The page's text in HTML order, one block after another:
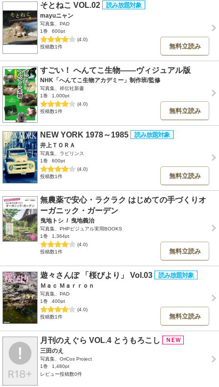
そとねこ VOL.02
mayuニャン
写真集、PAD
1巻
600pt
(4.0)
投稿数1件
無料立読み
すごい！ へんてこ生物――ヴィジュアル版
NHK「へんてこ生物アカデミー」制作班/監修
写真集、祥伝社新書
1巻
1,000pt
(4.0)
投稿数1件
無料立読み
NEW YORK 1978～1985
井上ＴＯＲＡ
写真集、ラビリンス
1巻
600pt
(4.0)
投稿数1件
無料立読み
無農薬で安心・ラクラク はじめての手づくりオ
ーガニック・ガーデン
曳地トシ / 曳地義治
写真集、PHPビジュアル実用BOOKS
1巻
1,364pt
(4.0)
投稿数1件
無料立読み
遊々さんぽ 「桜びより」 Vol.03
Ｍａｃ Ｍａｒｒｏｎ
写真集、PAD
1巻
400pt
(4.0)
投稿数1件
無料立読み
月刊のえぐら VOL.4 とうもろこし
三田のえ
写真集、OriCos Project
1巻
1,480pt
レビュー投稿数0件